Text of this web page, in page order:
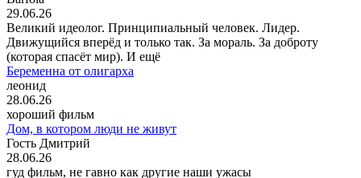
29.06.26
Великий идеолог. Принципиальный человек. Лидер.
Движущийся вперёд и только так. За мораль. За доброту
(которая спасёт мир). И ещё
Беременна от олигарха
леонид
28.06.26
хороший фильм
Дом, в котором люди не живут
Гость Дмитрий
28.06.26
гуд фильм, не гавно как другие наши ужасы